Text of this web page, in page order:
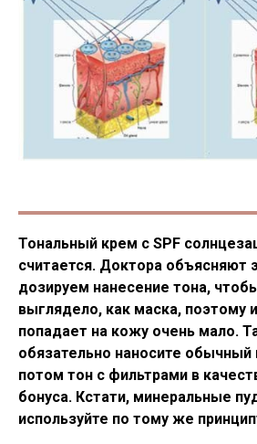
Тональный крем с SPF
считается. Доктора объясняют
дозируем нанесение тона,
выглядело, как маска, поэтому
попадает на кожу очень мало.
обязательно наносите обычный
потом тон с фильтрами в
бонуса. Кстати, минеральные
используйте по тому же